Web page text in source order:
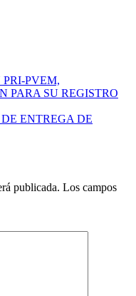
PVEM,
PARA SU REGISTRO
ENTREGA DE
publicada. Los campos